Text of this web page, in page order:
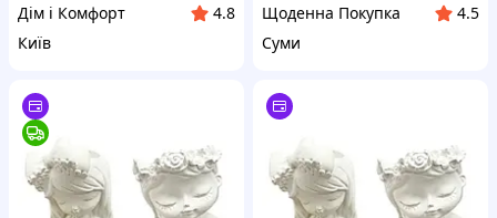
Дім і Комфорт
4.8
Київ
Щоденна Покупка
4.5
Суми